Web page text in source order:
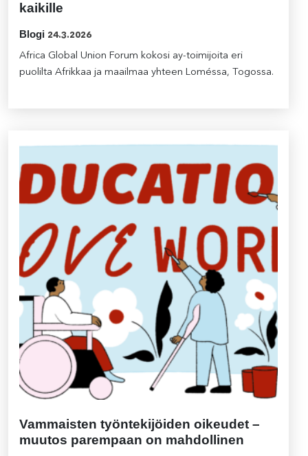
kaikille
Blogi 24.3.2026
Africa Global Union Forum kokosi ay-toimijoita eri
puolilta Afrikkaa ja maailmaa yhteen Loméssa, Togossa.
Vammaisten työntekijöiden oikeudet –
muutos parempaan on mahdollinen